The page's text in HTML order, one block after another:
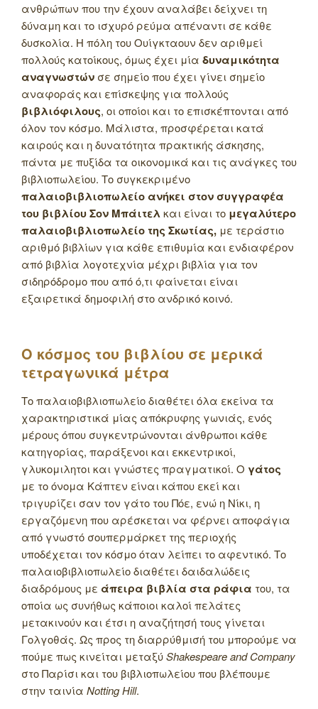
ανθρώπων που την έχουν αναλάβει δείχνει τη
δύναμη και το ισχυρό ρεύμα απέναντι σε κάθε
δυσκολία. Η πόλη του Ουίγκταουν δεν αριθμεί
πολλούς κατοίκους, όμως έχει μία δυναμικότητα
αναγνωστών σε σημείο που έχει γίνει σημείο
αναφοράς και επίσκεψης για πολλούς
βιβλιόφιλους, οι οποίοι και το επισκέπτονται από
όλον τον κόσμο. Μάλιστα, προσφέρεται κατά
καιρούς και η δυνατότητα πρακτικής άσκησης,
πάντα με πυξίδα τα οικονομικά και τις ανάγκες του
βιβλιοπωλείου. Το συγκεκριμένο
παλαιοβιβλιοπωλείο ανήκει στον συγγραφέα
του βιβλίου Σον Μπάιτελκαι είναι το μεγαλύτερο
παλαιοβιβλιοπωλείο της Σκωτίας, με τεράστιο
αριθμό βιβλίων για κάθε επιθυμία και ενδιαφέρον
από βιβλία λογοτεχνία μέχρι βιβλία για τον
σιδηρόδρομο που από ό,τι φαίνεται είναι
εξαιρετικά δημοφιλή στο ανδρικό κοινό.
Ο κόσμος του βιβλίου σε μερικά
τετραγωνικά μέτρα
Το παλαιοβιβλιοπωλείο διαθέτει όλα εκείνα τα
χαρακτηριστικά μίας απόκρυφης γωνιάς, ενός
μέρους όπου συγκεντρώνονται άνθρωποι κάθε
κατηγορίας, παράξενοι και εκκεντρικοί,
γλυκομιλητοι και γνώστες πραγματικοί. Ο γάτος
με το όνομα Κάπτεν είναι κάπου εκεί και
τριγυρίζει σαν τον γάτο του Πόε, ενώ η Νίκι, η
εργαζόμενη που αρέσκεται να φέρνει αποφάγια
από γνωστό σουπερμάρκετ της περιοχής
υποδέχεται τον κόσμο όταν λείπει το αφεντικό. Το
παλαιοβιβλιοπωλείο διαθέτει δαιδαλώδεις
διαδρόμους με άπειρα βιβλία στα ράφια του, τα
οποία ως συνήθως κάποιοι καλοί πελάτες
μετακινούν και έτσι η αναζήτησή τους γίνεται
Γολγοθάς. Ως προς τη διαρρύθμισή του μπορούμε να
πούμε πως κινείται μεταξύShakespeare and Company
στο Παρίσι και του βιβλιοπωλείου που βλέπουμε
στην ταινία Notting Hill.